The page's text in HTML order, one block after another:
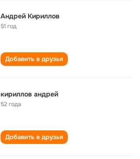
Андрей Кириллов
51 год
Добавить в друзья
кириллов андрей
52 года
Добавить в друзья